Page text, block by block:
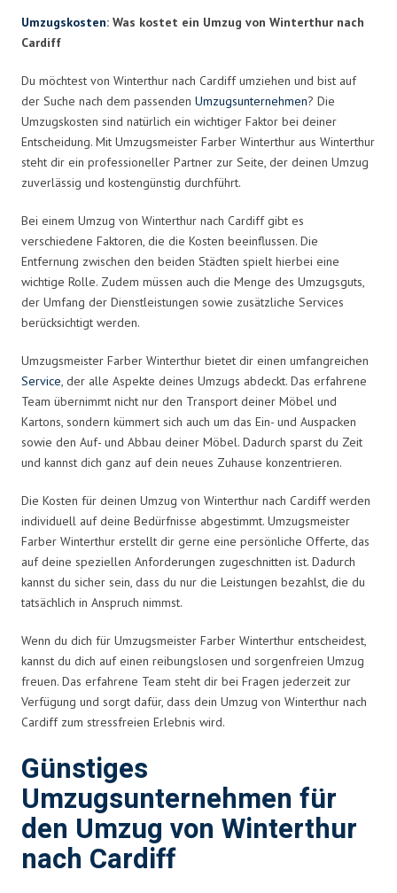
Umzugskosten: Was kostet ein Umzug von Winterthur nach
Cardiff
Du möchtest von Winterthur nach Cardiff umziehen und bist auf
der Suche nach dem passenden Umzugsunternehmen? Die
Umzugskosten sind natürlich ein wichtiger Faktor bei deiner
Entscheidung. Mit Umzugsmeister Farber Winterthur aus Winterthur
steht dir ein professioneller Partner zur Seite, der deinen Umzug
zuverlässig und kostengünstig durchführt.
Bei einem Umzug von Winterthur nach Cardiff gibt es
verschiedene Faktoren, die die Kosten beeinflussen. Die
Entfernung zwischen den beiden Städten spielt hierbei eine
wichtige Rolle. Zudem müssen auch die Menge des Umzugsguts,
der Umfang der Dienstleistungen sowie zusätzliche Services
berücksichtigt werden.
Umzugsmeister Farber Winterthur bietet dir einen umfangreichen
Service, der alle Aspekte deines Umzugs abdeckt. Das erfahrene
Team übernimmt nicht nur den Transport deiner Möbel und
Kartons, sondern kümmert sich auch um das Ein- und Auspacken
sowie den Auf- und Abbau deiner Möbel. Dadurch sparst du Zeit
und kannst dich ganz auf dein neues Zuhause konzentrieren.
Die Kosten für deinen Umzug von Winterthur nach Cardiff werden
individuell auf deine Bedürfnisse abgestimmt. Umzugsmeister
Farber Winterthur erstellt dir gerne eine persönliche Offerte, das
auf deine speziellen Anforderungen zugeschnitten ist. Dadurch
kannst du sicher sein, dass du nur die Leistungen bezahlst, die du
tatsächlich in Anspruch nimmst.
Wenn du dich für Umzugsmeister Farber Winterthur entscheidest,
kannst du dich auf einen reibungslosen und sorgenfreien Umzug
freuen. Das erfahrene Team steht dir bei Fragen jederzeit zur
Verfügung und sorgt dafür, dass dein Umzug von Winterthur nach
Cardiff zum stressfreien Erlebnis wird.
Günstiges
Umzugsunternehmen für
den Umzug von Winterthur
nach Cardiff